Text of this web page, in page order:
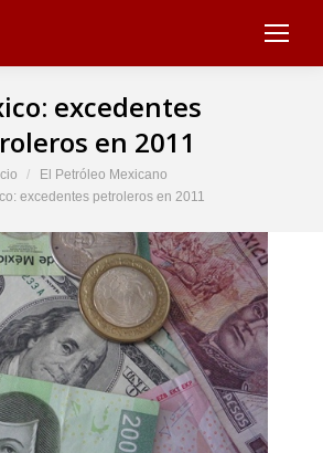
excedentes
en 2011
El Petróleo Mexicano
excedentes petroleros en 2011